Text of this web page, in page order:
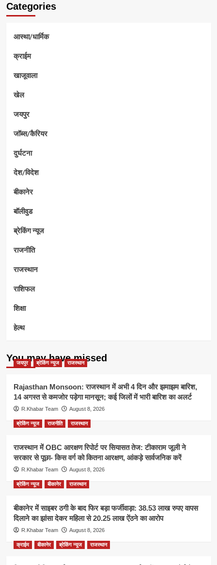
Categories
आस्था/धार्मिक
क्राईम
खाजूवाला
खेल
जयपुर
जॉब्स/कैरियर
दुर्घटना
देश/विदेश
बीकानेर
बॉलीवुड
ब्रेकिंग न्यूज
राजनीति
राजस्थान
राशिफल
शिक्षा
हेल्थ
You may have missed
जयपुर ब्रेकिंग न्यूज राजस्थान
Rajasthan Monsoon: राजस्थान में अभी 4 दिन और झमाझम बारिश,
14 अगस्त से कमजोर पड़ेगा मानसून; कई जिलों में भारी बारिश का अलर्ट
R.Khabar Team August 8, 2026
ब्रेकिंग न्यूज राजनीति राजस्थान
राजस्थान में OBC आरक्षण रिपोर्ट पर सियासत तेज: टीकाराम जूली ने
सरकार से पूछा- किस वर्ग को कितना आरक्षण, आंकड़े सार्वजनिक करें
R.Khabar Team August 8, 2026
ब्रेकिंग न्यूज बीकानेर राजस्थान
बीकानेर में साइबर ठगी के बाद फिर बड़ा फर्जीवाड़ा: 38.53 लाख रुपए वापस
दिलाने का झांसा देकर महिला से 20.25 लाख ऐंठने का आरोप
R.Khabar Team August 8, 2026
क्राईम बीकानेर ब्रेकिंग न्यूज राजस्थान